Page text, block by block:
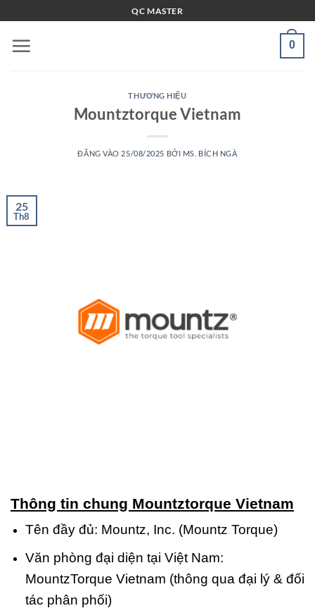
qua
nội
QC MASTER
0
THƯƠNG HIỆU
Mountztorque Vietnam
ĐĂNG VÀO 25/08/2025 BỞI MS. BÍCH NGÀ
25
Th8
Thông tin chung Mountztorque Vietnam
Tên đầy đủ: Mountz, Inc. (Mountz Torque)
Văn phòng đại diện tại Việt Nam:
MountzTorque Vietnam (thông qua đại lý & đối
tác phân phối)